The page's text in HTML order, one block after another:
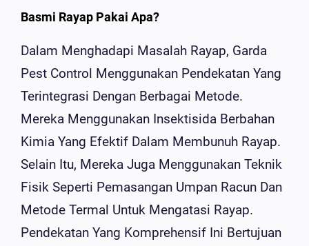
Basmi Rayap Pakai Apa?
Dalam Menghadapi Masalah Rayap, Garda
Pest Control Menggunakan Pendekatan Yang
Terintegrasi Dengan Berbagai Metode.
Mereka Menggunakan Insektisida Berbahan
Kimia Yang Efektif Dalam Membunuh Rayap.
Selain Itu, Mereka Juga Menggunakan Teknik
Fisik Seperti Pemasangan Umpan Racun Dan
Metode Termal Untuk Mengatasi Rayap.
Pendekatan Yang Komprehensif Ini Bertujuan